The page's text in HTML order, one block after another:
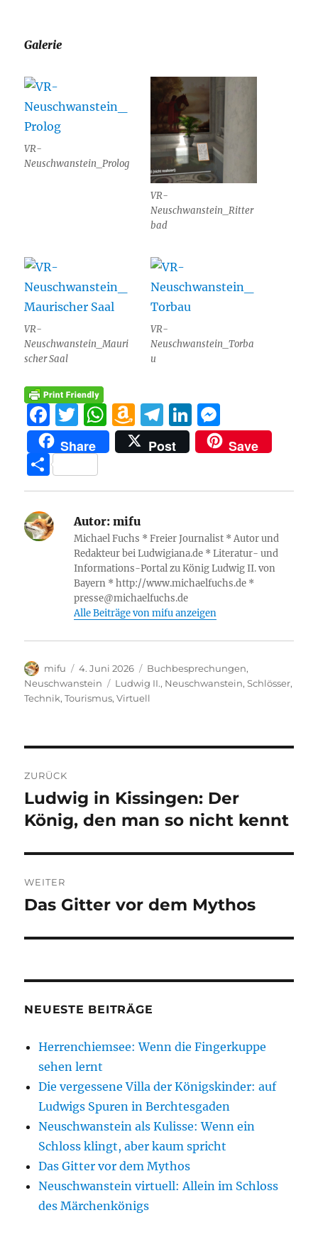
Galerie
VR-
Neuschwanstein_Prolog
VR-
Neuschwanstein_Ritter
bad
VR-
Neuschwanstein_Mauri
scher Saal
VR-
Neuschwanstein_Torba
u
F
a
c
e
o
T
w
it
te
W
h
at
p
p
A
m
a
n
W
is
h
Li
st
T
el
e
a
m
Li
n
k
n
e
ss
g
er
Share Post Save
T
ei
le
n
Autor: mifu
Michael Fuchs * Freier Journalist * Autor und
Redakteur bei Ludwigiana.de * Literatur- und
Informations-Portal zu König Ludwig II. von
Bayern * http://www.michaelfuchs.de *
presse@michaelfuchs.de
Alle Beiträge von mifu anzeigen
Autor
mifu
Veröffentlicht
am
4. Juni 2026 Kategorien
Buchbesprechungen,
Neuschwanstein
Schlagwörter
Ludwig II., Neuschwanstein,Schlösser,
Technik,Tourismus,Virtuell
ZURÜCK
Vorheriger
Beitrag:
Ludwig in Kissingen: Der
König, den man so nicht kennt
WEITER
Nächster
Das Gitter vor dem Mythos
NEUESTE BEITRÄGE
Herrenchiemsee: Wenn die Fingerkuppe
sehen lernt
Die vergessene Villa der Königskinder: auf
Ludwigs Spuren in Berchtesgaden
Neuschwanstein als Kulisse: Wenn ein
Schloss klingt, aber kaum spricht
Das Gitter vor dem Mythos
Neuschwanstein virtuell: Allein im Schloss
des Märchenkönigs